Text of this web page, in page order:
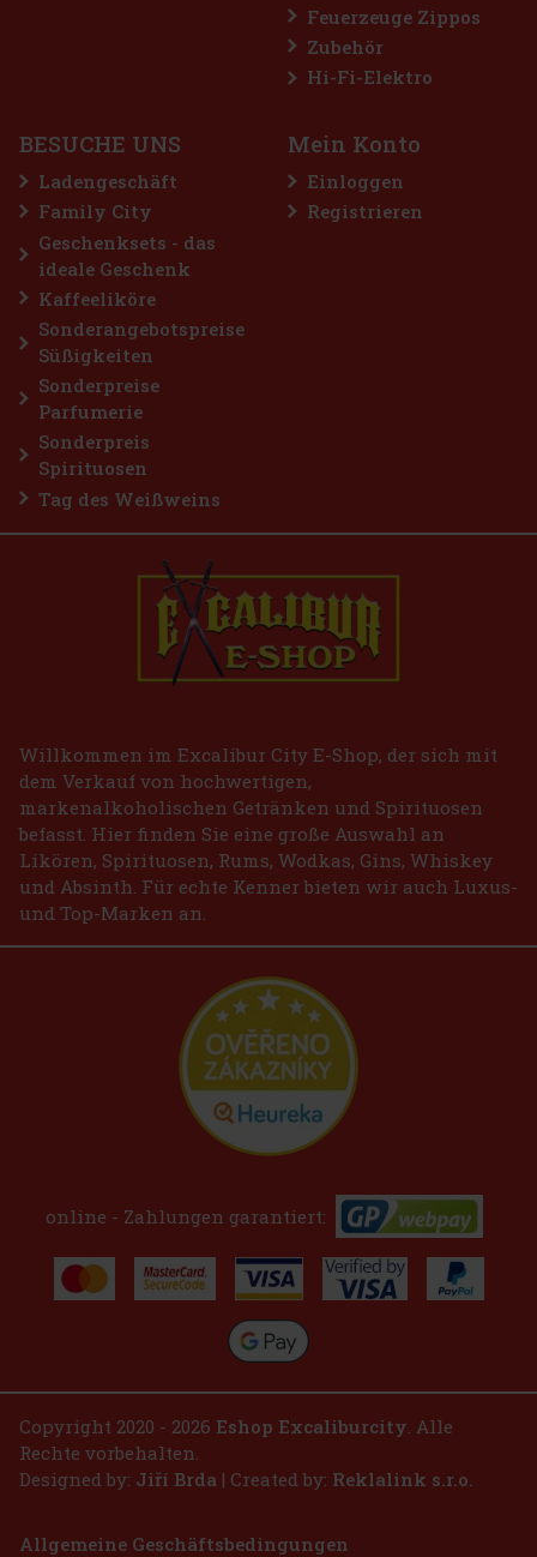
sind zuckerfreie Kaugummis für alle, die sich
Menthol-Erfrischung wünschen. Die
aus kühlenden Menthol-Noten sorgt für ein
Feuerzeuge Zippos
Zubehör
Hi-Fi-Elektro
BESUCHE UNS
Ladengeschäft
Family City
Geschenksets - das
ideale Geschenk
Kaffeeliköre
Sonderangebotspreise
Süßigkeiten
Sonderpreise
Parfumerie
Sonderpreis
Spirituosen
Tag des Weißweins
Mein Konto
Einloggen
Registrieren
Willkommen im Excalibur City E-Shop, der sich mit
dem Verkauf von hochwertigen,
markenalkoholischen Getränken und Spirituosen
befasst. Hier finden Sie eine große Auswahl an
Likören, Spirituosen, Rums, Wodkas, Gins, Whiskey
und Absinth. Für echte Kenner bieten wir auch Luxus-
und Top-Marken an.
online - Zahlungen garantiert:
Copyright 2020 - 2026 Eshop Excaliburcity. Alle
Rechte vorbehalten.
Designed by: Jiří Brda | Created by: Reklalink s.r.o.
Allgemeine Geschäftsbedingungen